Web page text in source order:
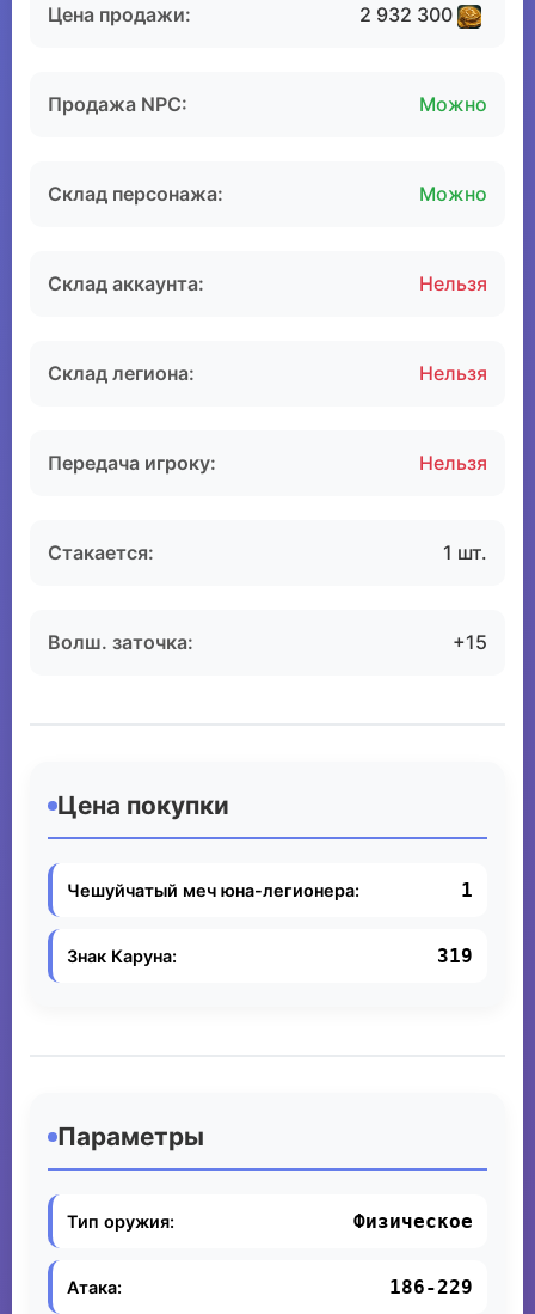
Цена продажи: 2 932 300
Продажа NPC: Можно
Склад персонажа: Можно
Склад аккаунта: Нельзя
Склад легиона: Нельзя
Передача игроку: Нельзя
Стакается: 1 шт.
Волш. заточка: +15
Цена покупки
Чешуйчатый меч юна-легионера: 1
Знак Каруна: 319
Параметры
Тип оружия: Физическое
Атака: 186-229